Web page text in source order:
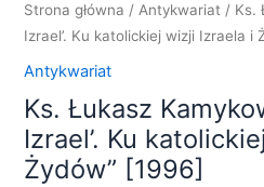
Strona główna / Antykwariat / Ks.
Izrael’. Ku katolickiej wizji Izraela i
Antykwariat
Ks. Łukasz
Izrael’. Ku
Żydów” [1996]